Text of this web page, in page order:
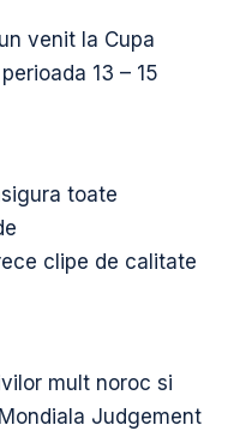
venit la Cupa
13 – 15
toate
clipe de calitate
mult noroc si
Judgement